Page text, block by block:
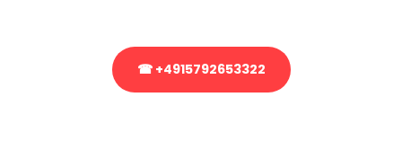
☎ +4915792653322